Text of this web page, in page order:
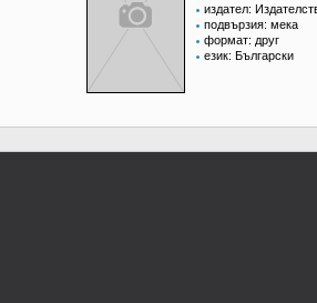
издател:
подвързия: мека
формат: друг
език: Български